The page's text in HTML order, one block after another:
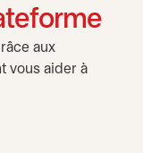
aux
vous aider à